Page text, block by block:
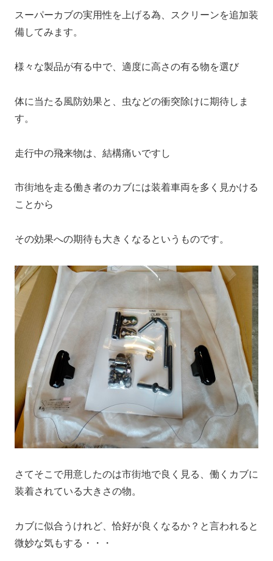
スーパーカブの実用性を上げる為、スクリーンを追加装
備してみます。
様々な製品が有る中で、適度に高さの有る物を選び
体に当たる風防効果と、虫などの衝突除けに期待しま
す。
走行中の飛来物は、結構痛いですし
市街地を走る働き者のカブには装着車両を多く見かける
ことから
その効果への期待も大きくなるというものです。
さてそこで用意したのは市街地で良く見る、働くカブに
装着されている大きさの物。
カブに似合うけれど、恰好が良くなるか？と言われると
微妙な気もする・・・